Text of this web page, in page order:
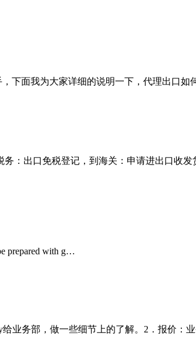
，下面我为大家详细的说明一下，代理出
：出口免税登记，到海关：申请进出口收
prepared with g…
业务部，做一些细节上的了解。2．报价